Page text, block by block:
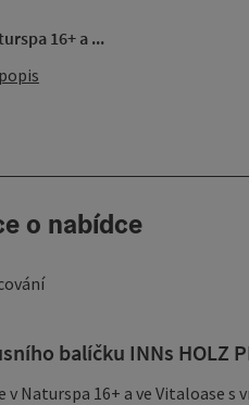
16+ a ...
o nabídce
balíčku INNs HOLZ
v Naturspa 16+ a ve Vitaloase